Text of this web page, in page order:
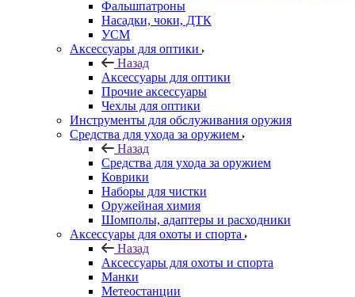
Фальшпатроны
Насадки, чоки, ДТК
УСМ
Аксессуары для оптики
Назад
Аксессуары для оптики
Прочие аксессуары
Чехлы для оптики
Инструменты для обслуживания оружия
Средства для ухода за оружием
Назад
Средства для ухода за оружием
Коврики
Наборы для чистки
Оружейная химия
Шомполы, адаптеры и расходники
Аксессуары для охоты и спорта
Назад
Аксессуары для охоты и спорта
Манки
Метеостанции